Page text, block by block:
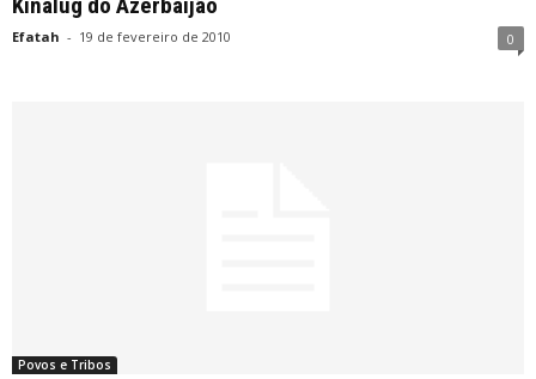
Kinalug do Azerbaijão
Efatah - 19 de fevereiro de 2010 0
Povos e Tribos